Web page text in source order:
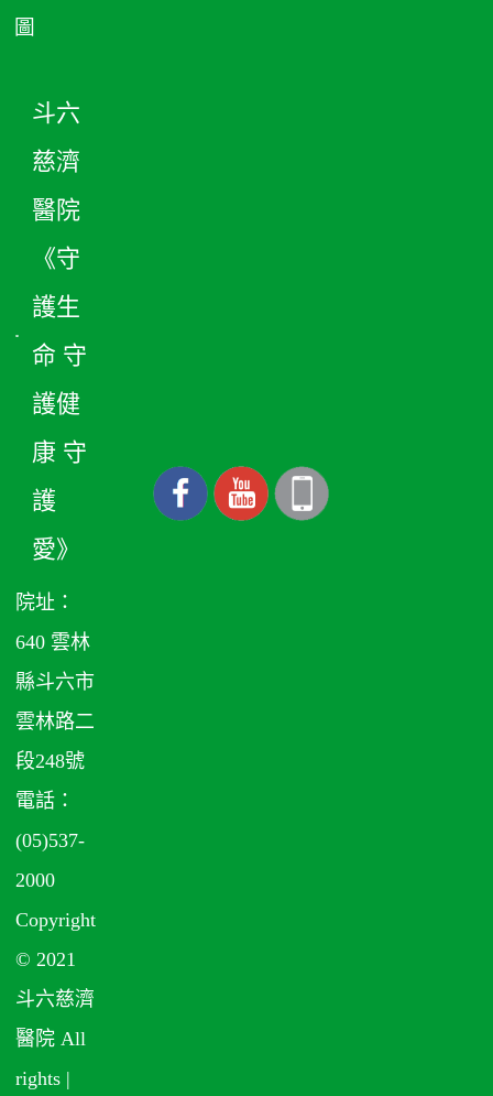
圖
斗六
慈濟
醫院
《守
護生
命 守
護健
康 守
護
愛》
院址：
640 雲林
縣斗六市
雲林路二
段248號
電話：
(05)537-
2000
Copyright
© 2021
斗六慈濟
醫院 All
rights |